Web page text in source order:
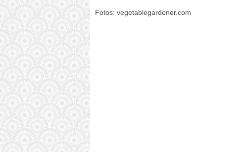
Fotos: vegetablegardener.com